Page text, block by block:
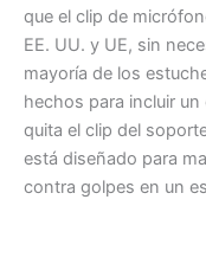
que el clip de
EE. UU. y UE, sin
mayoría de los
hechos para incluir
quita el clip del
está diseñado para
contra golpes en un